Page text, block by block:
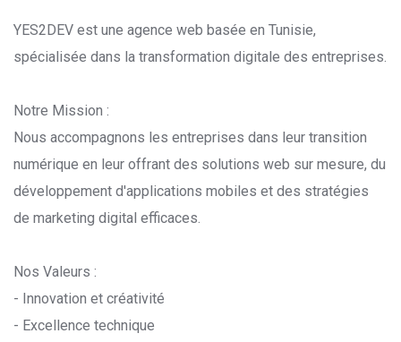
YES2DEV est une agence web basée en Tunisie,
spécialisée dans la transformation digitale des entreprises.
Notre Mission :
Nous accompagnons les entreprises dans leur transition
numérique en leur offrant des solutions web sur mesure, du
développement d'applications mobiles et des stratégies
de marketing digital efficaces.
Nos Valeurs :
- Innovation et créativité
- Excellence technique